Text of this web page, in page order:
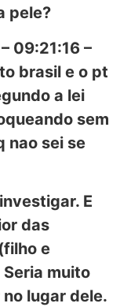
pele?
09:21:16 –
brasil e o pt
a lei
sem
nao sei se
E
das
e
muito
lugar dele.